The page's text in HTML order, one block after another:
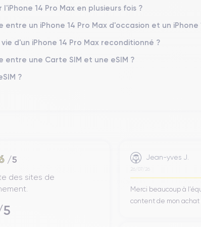
, intègre un CPU à 6 cœurs et un GPU à 5 cœurs, ce qui
Les options de stockage vont de128 Go à 1 To,
et des noirs profonds, grâce à une excellente
système de caméra triple impressionnant, conçu pour
14 Pro Max en plusieurs fois ?
un iPhone 14 Pro Max d'occasion et un
d'un iPhone 14 Pro Max reconditionné ?
une Carte SIM et une eSIM ?
?
/5
des sites de
Jean-yves J.
26/07/26
Merci beaucoup à
content de mon achat